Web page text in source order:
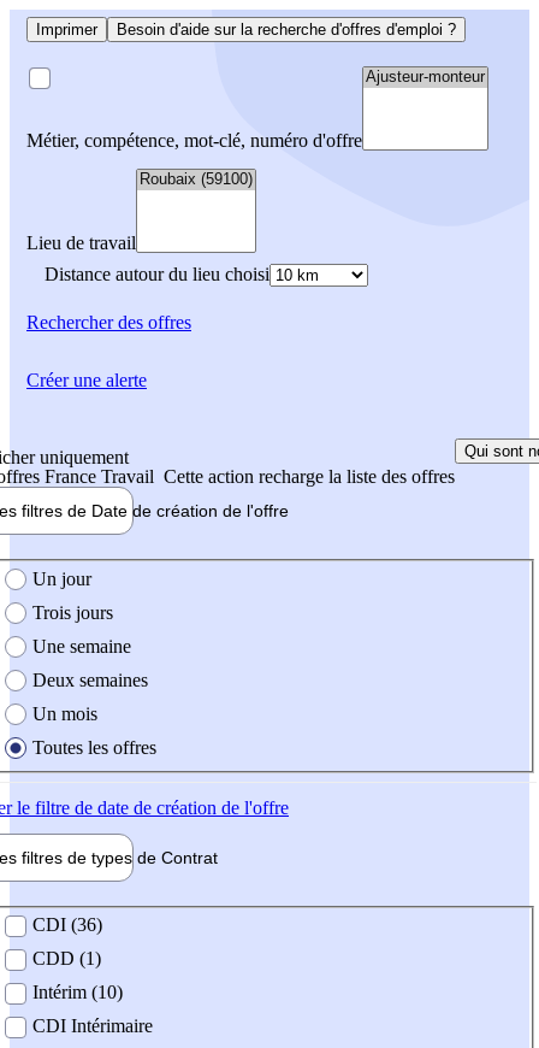
Imprimer Besoin d'aide sur la recherche d'offres d'emploi ?
Métier, compétence, mot-clé, numéro d'offre
Lieu de travail
Distance autour du lieu choisi
Rechercherdes offres
uniquement
France Travail Cette action recharge la liste des offres
Qui sont
filtres de Date de création de l'offre
création de l'offre
Un jour
Trois jours
Une semaine
Deux semaines
Un mois
Toutes les offres
le filtre de date de création de l'offre
filtres de types de Contrat
contrat
CDI (36)
CDD (1)
Intérim (10)
CDI Intérimaire
Créer une alerte